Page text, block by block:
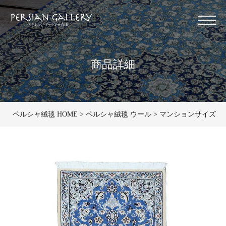
商品詳細
ペルシャ絨毯 HOME ペルシャ絨毯 ウール マンションサイズ